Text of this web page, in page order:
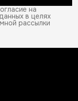
на
в целях
рассылки